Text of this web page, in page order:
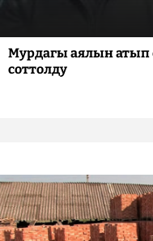
Мурдагы аялын атып
соттолду